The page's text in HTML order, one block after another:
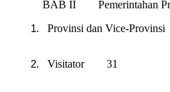
BAB II Pemerintahan
Provinsi dan Vice-
Visitator 31